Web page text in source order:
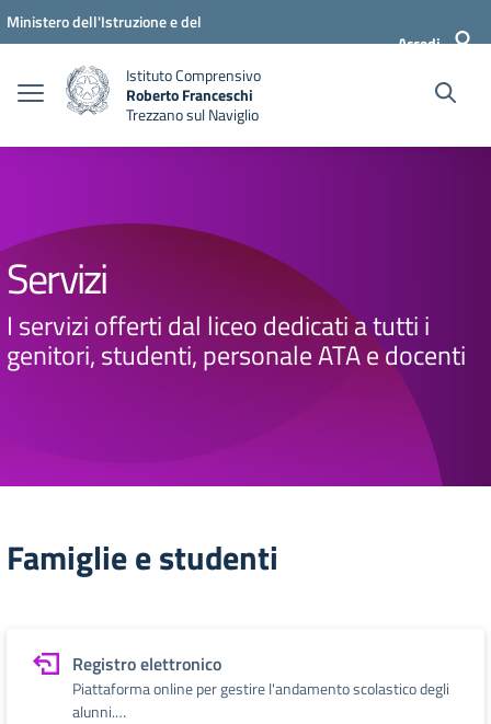
Vai ai contenuti
Vai al menu di navigazione
Vai al footer
Ministero dell'Istruzione e del
Accedi
Istituto Comprensivo
Roberto Franceschi
Trezzano sul Naviglio
Servizi
I servizi offerti dal liceo dedicati a tutti i
genitori, studenti, personale ATA e docenti
Famiglie e studenti
Registro elettronico
Piattaforma online per gestire l'andamento scolastico degli
alunni.…